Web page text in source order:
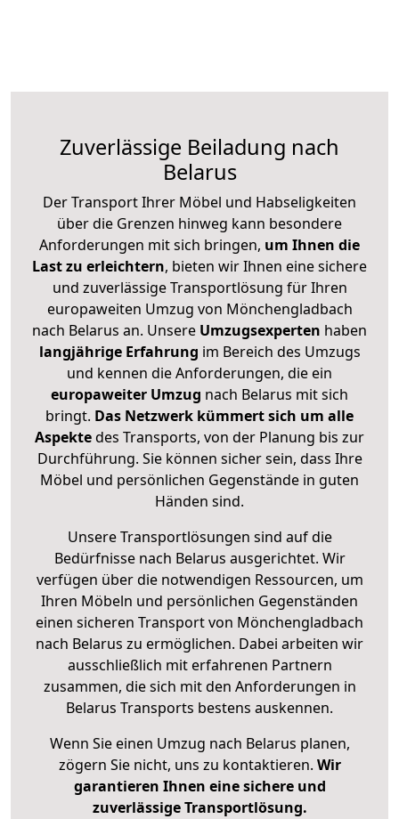
Zuverlässige Beiladung nach
Belarus
Der Transport Ihrer Möbel und Habseligkeiten
über die Grenzen hinweg kann besondere
Anforderungen mit sich bringen, um Ihnen die
Last zu erleichtern, bieten wir Ihnen eine sichere
und zuverlässige Transportlösung für Ihren
europaweiten Umzug von Mönchengladbach
nach Belarus an. Unsere Umzugsexperten haben
langjährige Erfahrung im Bereich des Umzugs
und kennen die Anforderungen, die ein
europaweiter Umzug nach Belarus mit sich
bringt. Das Netzwerk kümmert sich um alle
Aspektedes Transports, von der Planung bis zur
Durchführung. Sie können sicher sein, dass Ihre
Möbel und persönlichen Gegenstände in guten
Händen sind.
Unsere Transportlösungen sind auf die
Bedürfnisse nach Belarus ausgerichtet. Wir
verfügen über die notwendigen Ressourcen, um
Ihren Möbeln und persönlichen Gegenständen
einen sicheren Transport von Mönchengladbach
nach Belarus zu ermöglichen. Dabei arbeiten wir
ausschließlich mit erfahrenen Partnern
zusammen, die sich mit den Anforderungen in
Belarus Transports bestens auskennen.
Wenn Sie einen Umzug nach Belarus planen,
zögern Sie nicht, uns zu kontaktieren. Wir
garantieren Ihnen eine sichere und
zuverlässige Transportlösung.